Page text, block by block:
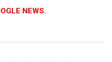
NEWS.